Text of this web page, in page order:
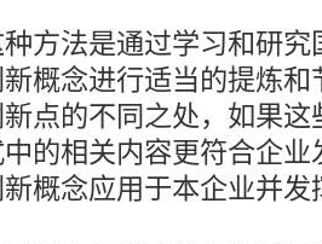
方法是通过学习和研
概念进行适当的提炼
点的不同之处，如果
的相关内容更符合企
概念应用于本企业并发